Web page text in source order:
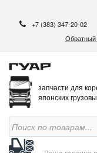
+7 (383) 347-20-02
Обратный
запчасти для
японских